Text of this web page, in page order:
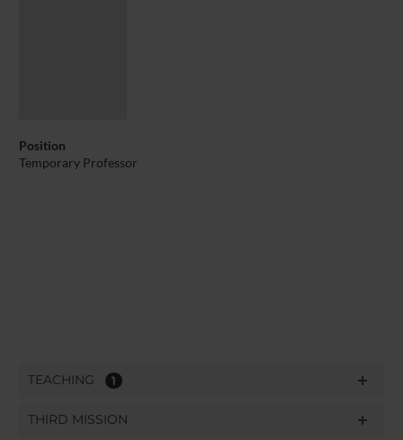
Position
Temporary Professor
TEACHING 1
THIRD MISSION